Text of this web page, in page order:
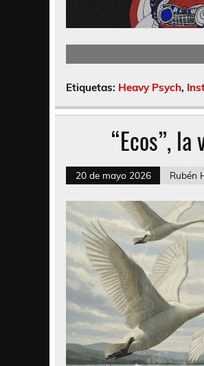
Etiquetas: Heavy Psych,
“Ecos”,
20 de mayo 2026 Rubén